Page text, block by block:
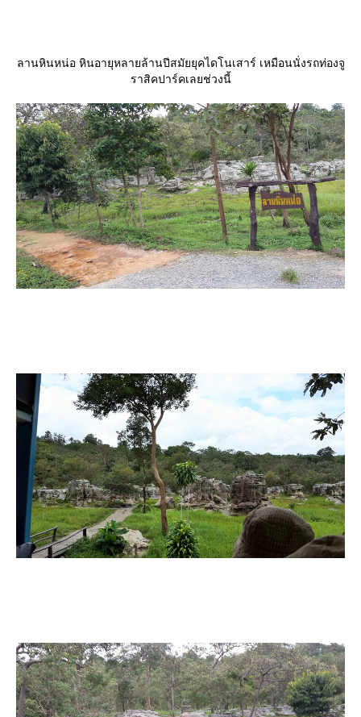
ลานหินหน่อ หินอายุหลายล้านปีสมัยยุคไดโนเสาร์ เหมือนนั่งรถท่องจู
ราสิคปาร์คเลยช่วงนี้